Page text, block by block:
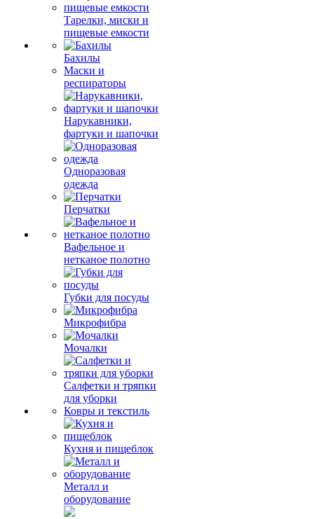
Тарелки, миски и
пищевые емкости
Бахилы
Маски и
респираторы
Нарукавники,
фартуки и шапочки
Одноразовая
одежда
Перчатки
Вафельное и
нетканое полотно
Губки для посуды
Микрофибра
Мочалки
Салфетки и тряпки
для уборки
Ковры и текстиль
Кухня и пищеблок
Металл и
оборудование